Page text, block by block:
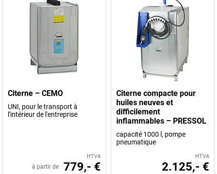
Citerne – CEMO
UNI, pour le transport à
l'intérieur de l'entreprise
HTVA
à partir de 779,- €
Citerne compacte pour
huiles neuves et
difficilement
inflammables – PRESSOL
capacité 1000 l, pompe
pneumatique
HTVA
2.125,- €